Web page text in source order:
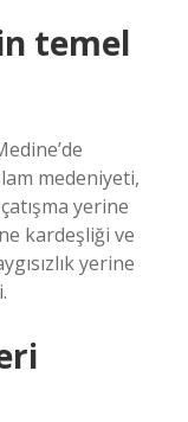
temel
medeniyeti,
yerine
kardeşliği ve
yerine